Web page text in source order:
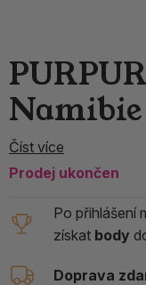
Namibie
Číst více
Prodej ukončen
Po přihlášení
získat body
Doprava